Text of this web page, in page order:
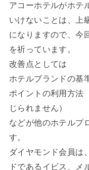
アコーホテルがホテ
いけないことは、上
になりますので、今
を祈っています。
改善点としては
ホテルブランドの基
ポイントの利用方法
じられません）
などが他のホテルプ
す。
ダイヤモンド会員は
ドであるイビス、メ